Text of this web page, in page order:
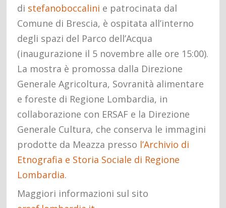
di stefanoboccalini e patrocinata dal
Comune di Brescia, è ospitata all’interno
degli spazi del Parco dell’Acqua
(inaugurazione il 5 novembre alle ore 15:00).
La mostra è promossa dalla Direzione
Generale Agricoltura, Sovranità alimentare
e foreste di Regione Lombardia, in
collaborazione con ERSAF e la Direzione
Generale Cultura, che conserva le immagini
prodotte da Meazza presso l’Archivio di
Etnografia e Storia Sociale di Regione
Lombardia.
Maggiori informazioni sul sito